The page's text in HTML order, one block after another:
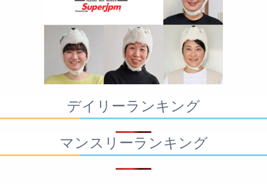
デイリーランキング
マンスリーランキング